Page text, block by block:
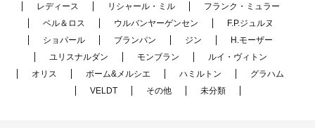
レディース
リシャール・ミル
フランク・ミュラー
ベル＆ロス
ウルバンヤーゲンセン
F.P.ジュルヌ
ショパール
ブランパン ジン
H.モーザー
ユリスナルダン
モンブラン
ルイ・ヴィトン
オリス
ボーム&メルシエ ハミルトン
グラハム
VELDT
その他 未分類